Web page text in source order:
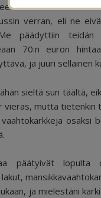
karkkibuffetia
verran, eli ne
päädyttiin teidän
70:n euron
ja juuri sellainen
sieltä sun täältä,
vieras, mutta tietenkin
osaksi
päätyivät lopulta
ja mielestäni